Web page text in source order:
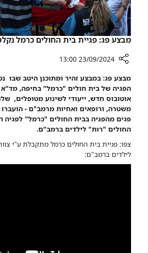
מבצע פג: פגיית בית החולים כרמל
שיתוף
מבצע
פג:
פגיית
בית
החולים
כרמל
נקלטה
ברמב"ם
23/09/2024 13:00
מבצע פג: במבצע זהיר ומתוכנן היטב שבו
הפגיה של בית חולים "כרמל" בחיפה,
אוטובוס חדש, ייעודי לשינוע מטופלים,
משטרה, ורופאים ואחיות מרמב"ם -
פגים מהפגיה בבית החולים "כרמל" לפגיה
החולים "רות" לילדים ברמב"ם.
צפו: פגיית בית החולים כרמל מתקבלת ע"י
לילדים ברמב"ם: